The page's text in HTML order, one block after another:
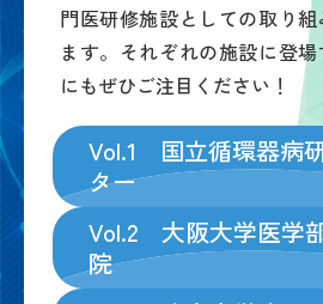
門医研修施設としての取り
ます。それぞれの施設に登
にもぜひご注目ください！
Vol.1 国立循環器病
ター
Vol.2 大阪大学医学
院